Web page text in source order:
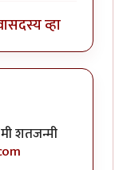
सदस्य व्हा
शतजन्मी